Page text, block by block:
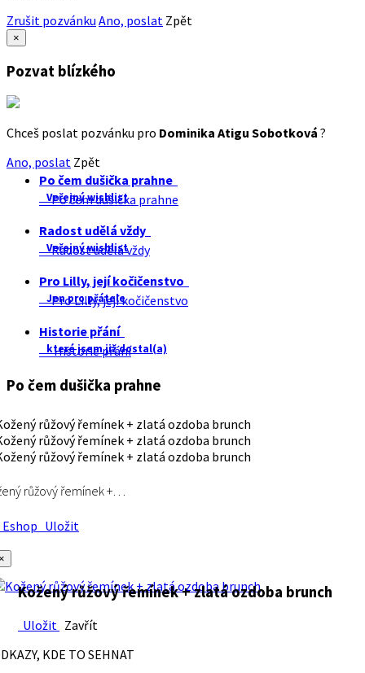
Zrušit pozvánku Ano, poslat Zpět
×
Pozvat blízkého
Chceš poslat pozvánku pro Dominika Atigu Sobotková ?
Ano, poslat Zpět
Po čem dušička prahne
Veřejný wishlist
Po čem dušička prahne
Radost udělá vždy
Veřejný wishlist
Radost udělá vždy
Pro Lilly, její kočičenstvo
Jen pro přátele
Pro Lilly, její kočičenstvo
Historie přání
které jsem již dostal(a)
Historie přání
Po čem dušička prahne
růžový řemínek +…
Uložit
Kožený růžový řemínek + zlatá ozdoba brunch
Uložit Zavřít
KDE TO SEHNAT